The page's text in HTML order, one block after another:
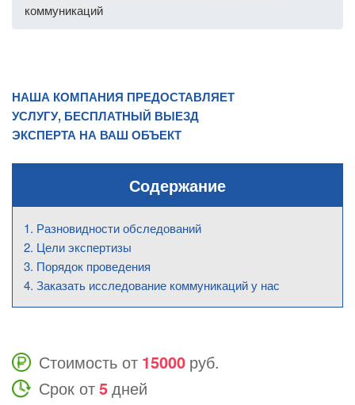
коммуникаций
НАША КОМПАНИЯ ПРЕДОСТАВЛЯЕТ
УСЛУГУ, БЕСПЛАТНЫЙ ВЫЕЗД
ЭКСПЕРТА НА ВАШ ОБЪЕКТ
Содержание
Разновидности обследований
Цели экспертизы
Порядок проведения
Заказать исследование коммуникаций у нас
Стоимость от 15000 руб.
Срок от5дней